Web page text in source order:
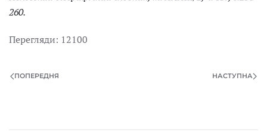
260.
Перегляди: 12100
ПОПЕРЕДНЯ НАСТУПНА